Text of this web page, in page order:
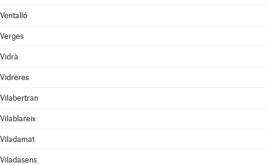
Ventalló
Verges
Vidrà
Vidreres
Vilabertran
Vilablareix
Viladamat
Viladasens